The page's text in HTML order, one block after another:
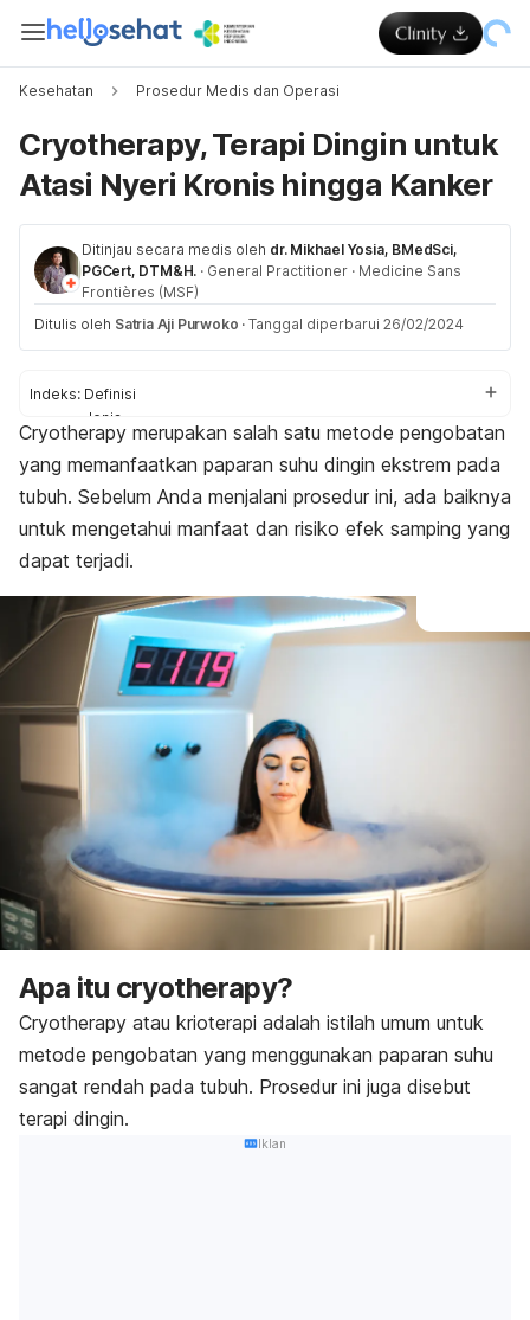
Kesehatan Prosedur Medis dan Operasi
Cryotherapy, Terapi Dingin untuk
Atasi Nyeri Kronis hingga Kanker
Ditinjau secara medis oleh dr. Mikhael Yosia, BMedSci,
PGCert, DTM&H. · General Practitioner · Medicine Sans
Frontières (MSF)
Ditulis oleh Satria Aji Purwoko · Tanggal diperbarui 26/02/2024
Indeks: Definisi
Jenis
Manfaat
Efek samping
Cryotherapy merupakan salah satu metode pengobatan
yang memanfaatkan paparan suhu dingin ekstrem pada
tubuh. Sebelum Anda menjalani prosedur ini, ada baiknya
untuk mengetahui manfaat dan risiko efek samping yang
dapat terjadi.
Apa itu cryotherapy?
Cryotherapy atau krioterapi adalah istilah umum untuk
metode pengobatan yang menggunakan paparan suhu
sangat rendah pada tubuh. Prosedur ini juga disebut
terapi dingin.
Iklan